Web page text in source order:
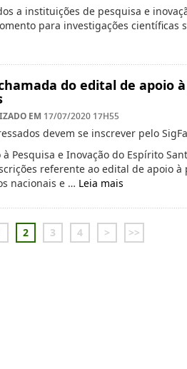
a instituições de pesquisa e
para investigações científicas
do edital de apoio
EM 17/07/2020 17H55
devem se inscrever pelo
Pesquisa e Inovação do Espírito
referente ao edital de apoio à
nacionais e … Leia mais
2 3 4 > >>